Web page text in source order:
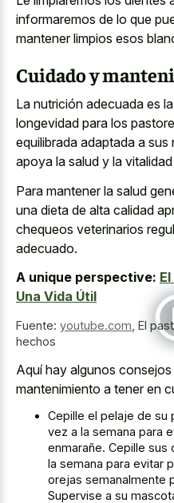
informaremos de lo que
mantener limpios esos
Cuidado y
La nutrición adecuada es
longevidad para los
equilibrada adaptada a
apoya la salud y la
Para mantener la salud
una dieta de alta calidad
chequeos veterinarios
adecuado.
A unique perspective:
Una Vida Útil
Fuente: youtube.com El
hechos
Aquí hay algunos
mantenimiento a tener en
Cepille el pelaje de su
vez a la semana para
enmarañe. Cepille
la semana para evitar
orejas semanalmente
Supervise a su